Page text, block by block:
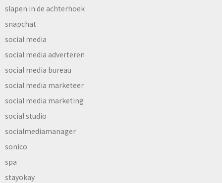
slapen in de achterhoek
snapchat
social media
social media adverteren
social media bureau
social media marketeer
social media marketing
social studio
socialmediamanager
sonico
spa
stayokay